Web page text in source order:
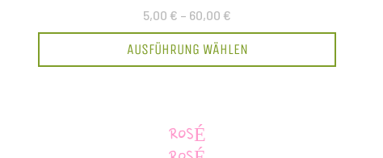
5,00 € – 60,00 €
AUSFÜHRUNG WÄHLEN
ROSÉ